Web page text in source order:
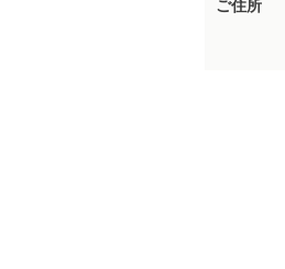
ご住所